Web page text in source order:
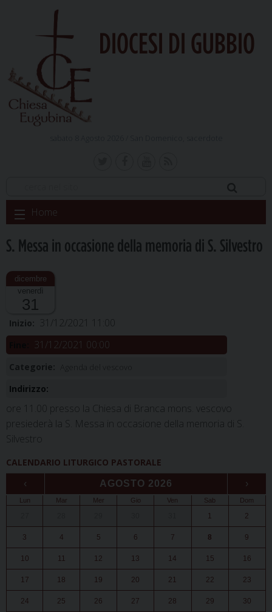
DIOCESI DI GUBBIO
Skip
to
Home
S. Messa in occasione della memoria di S. Silvestro
venerdì
31
Inizio: 31/12/2021 11:00
31/12/2021 00:00
Categorie:
Indirizzo:
ore 11.00 presso la Chiesa di Branca mons. vescovo
presiederà la S. Messa in occasione della memoria di S.
Silvestro
CALENDARIO LITURGICO PASTORALE
‹ AGOSTO 2026 ›
Lun Mar Mer Gio Ven Sab Dom
1 2
3 4 5 6 7 8 9
10 11 12 13 14 15 16
17 18 19 20 21 22 23
24 25 26 27 28 29 30